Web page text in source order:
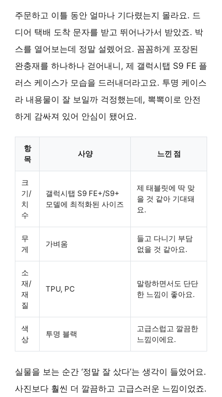
주문하고 이틀 동안 얼마나 기다렸는지 몰라요. 드
디어 택배 도착 문자를 받고 뛰어나가서 받았죠. 박
스를 열어보는데 정말 설렜어요. 꼼꼼하게 포장된
완충재를 하나하나 걷어내니, 제 갤럭시탭 S9 FE 플
러스 케이스가 모습을 드러내더라고요. 투명 케이스
라 내용물이 잘 보일까 걱정했는데, 뽁뽁이로 안전
하게 감싸져 있어 안심이 됐어요.
항
목
사양 느낀 점
크
기/
치
수
갤럭시탭 S9 FE+/S9+
모델에 최적화된 사이즈
제 태블릿에 딱 맞
을 것 같아 기대돼
요.
무
게
가벼움
들고 다니기 부담
없을 것 같아요.
소
재/
재
질
TPU, PC
말랑하면서도 단단
한 느낌이 좋아요.
색
상
투명 블랙
고급스럽고 깔끔한
느낌이에요.
실물을 보는 순간 ‘정말 잘 샀다’는 생각이 들었어요.
사진보다 훨씬 더 깔끔하고 고급스러운 느낌이었죠.